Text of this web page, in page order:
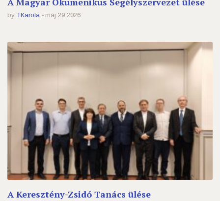
by TKarola máj 29 2026
A Keresztény-Zsidó Tanács ülése